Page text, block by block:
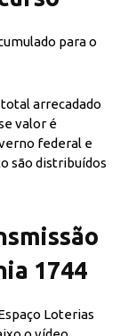
para o
arrecadado
valor é
federal e
são distribuídos
1744
Loterias